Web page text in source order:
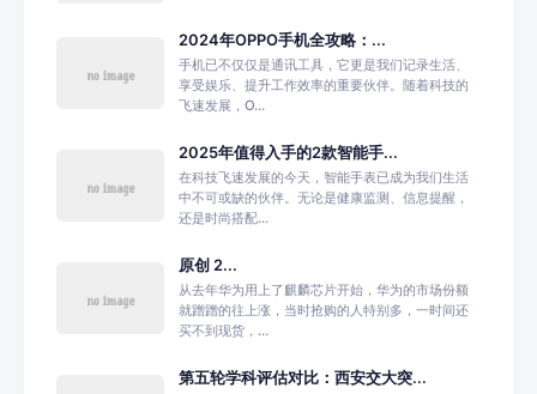
2024年OPPO手机全攻略：...
手机已不仅仅是通讯工具，它更是我们记录生活、
享受娱乐、提升工作效率的重要伙伴。随着科技的
飞速发展，O...
2025年值得入手的2款智能手...
在科技飞速发展的今天，智能手表已成为我们生活
中不可或缺的伙伴。无论是健康监测、信息提醒，
还是时尚搭配...
原创 2...
从去年华为用上了麒麟芯片开始，华为的市场份额
就蹭蹭的往上涨，当时抢购的人特别多，一时间还
买不到现货，...
第五轮学科评估对比：西安交大突...